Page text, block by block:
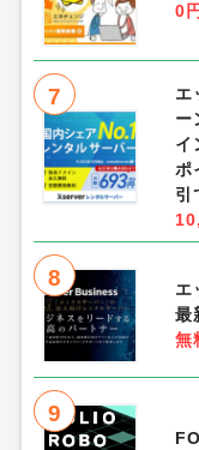
0円
7
エ
ー
イ
ポ
引
8
エ
最
無
9